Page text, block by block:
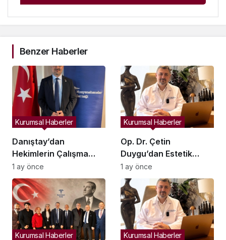
Benzer Haberler
Danıştay’dan
Hekimlerin Çalışma
Özgürlüğünü
Kapsayan Yönetmelik
Hükümlerine Dair Ara
Karar
Kurumsal Haberler
1 ay önce
Op. Dr. Çetin
Duygu’dan Estetik
Cerrahiye İlişkin Uyarı:
Sosyal Medya Filtreleri
Gerçekçi Olmayan
Beklentiler Yaratıyor
Kurumsal Haberler
1 ay önce
Kurumsal Haberler Kurumsal Haberler